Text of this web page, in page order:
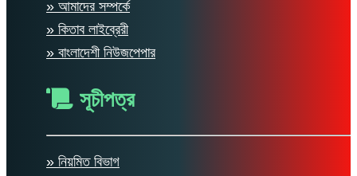
» আমাদের সম্পর্কে
» কিতাব লাইব্রেরী
» বাংলাদেশী নিউজপেপার
সূচীপত্র
» নিয়মিত বিভাগ